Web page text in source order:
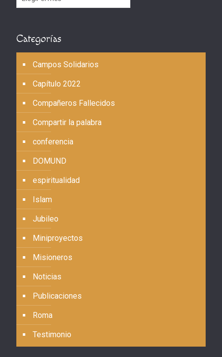
Categorías
Campos Solidarios
Capítulo 2022
Compañeros Fallecidos
Compartir la palabra
conferencia
DOMUND
espiritualidad
Islam
Jubileo
Miniproyectos
Misioneros
Noticias
Publicaciones
Roma
Testimonio